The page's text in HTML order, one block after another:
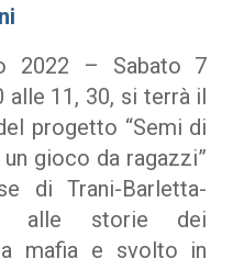
2022 – Sabato 7
alle 11, 30, si terrà il
progetto “Semi di
gioco da ragazzi”
di Trani-Barletta-
alle storie dei
mafia e svolto in